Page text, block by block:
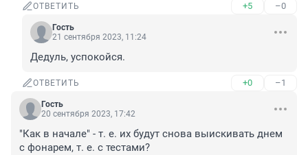
ОТВЕТИТЬ +5 –0
Гость
21 сентября 2023, 11:24
Дедуль, успокойся.
ОТВЕТИТЬ +0 –1
Гость
20 сентября 2023, 17:42
"Как в начале" - т. е. их будут снова выискивать днем
с фонарем, т. е. с тестами?